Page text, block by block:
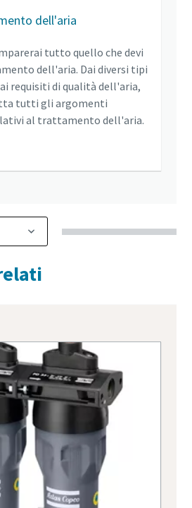
dell'aria
tutto quello che devi
dell'aria. Dai diversi tipi
requisiti di qualità dell'aria,
tutti gli argomenti
al trattamento dell'aria.